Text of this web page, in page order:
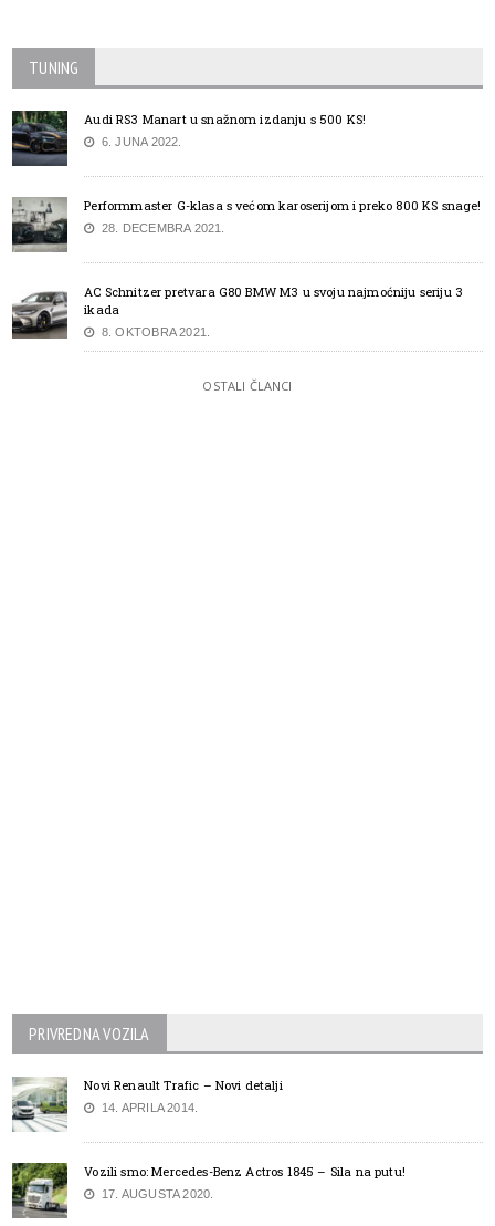
TUNING
Audi RS3 Manart u snažnom izdanju s 500 KS!
6. JUNA 2022.
Performmaster G-klasa s većom karoserijom i preko 800 KS snage!
28. DECEMBRA 2021.
AC Schnitzer pretvara G80 BMW M3 u svoju najmoćniju seriju 3
ikada
8. OKTOBRA 2021.
OSTALI ČLANCI
PRIVREDNA VOZILA
Novi Renault Trafic – Novi detalji
14. APRILA 2014.
Vozili smo: Mercedes-Benz Actros 1845 – Sila na putu!
17. AUGUSTA 2020.